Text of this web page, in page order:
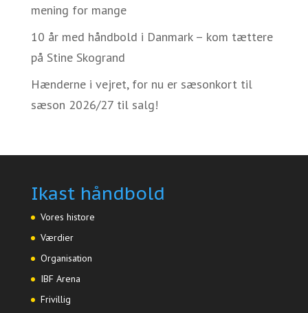
mening for mange
10 år med håndbold i Danmark – kom tættere
på Stine Skogrand
Hænderne i vejret, for nu er sæsonkort til
sæson 2026/27 til salg!
Ikast håndbold
Vores histore
Værdier
Organisation
IBF Arena
Frivillig